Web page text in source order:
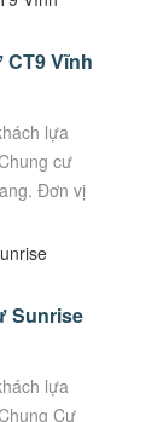
Vĩnh
lựa
cư
Đơn vị
Sunrise
lựa
Cư